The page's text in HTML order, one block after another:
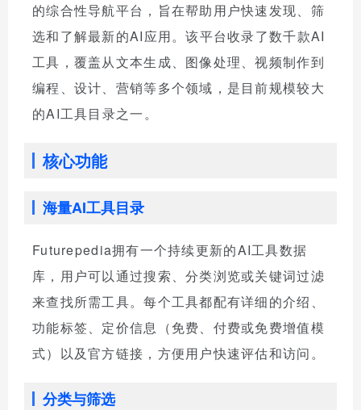
的综合性导航平台，旨在帮助用户快速发现、筛
选和了解最新的AI应用。该平台收录了数千款AI
工具，覆盖从文本生成、图像处理、视频制作到
编程、设计、营销等多个领域，是目前规模较大
的AI工具目录之一。
核心功能
海量AI工具目录
Futurepedia拥有一个持续更新的AI工具数据
库，用户可以通过搜索、分类浏览或关键词过滤
来查找所需工具。每个工具都配有详细的介绍、
功能标签、定价信息（免费、付费或免费增值模
式）以及官方链接，方便用户快速评估和访问。
分类与筛选